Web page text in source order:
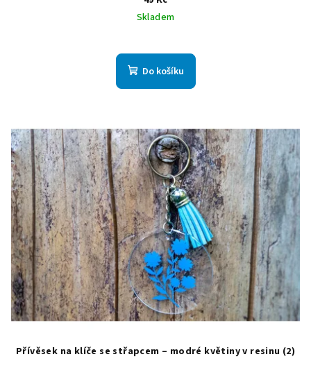
Skladem
Do košíku
Přívěsek na klíče se střapcem – modré květiny v resinu (2)